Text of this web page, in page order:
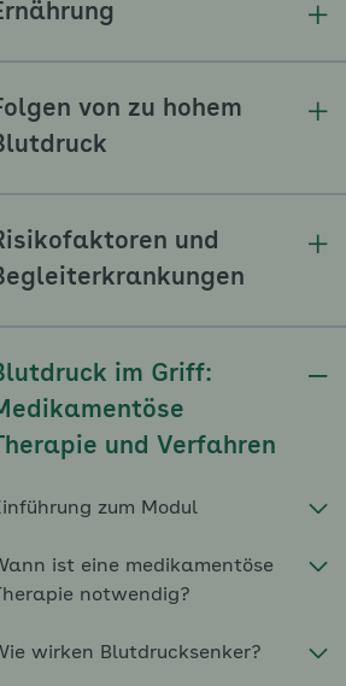
von zu hohem
und
im Griff:
und Verfahren
zum Modul
ist eine medikamentöse
Therapie notwendig?
wirken Blutdrucksenker?